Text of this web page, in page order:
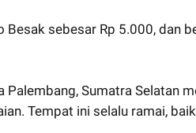
sebesar Rp 5.000, dan
Sumatra Selatan
Tempat ini selalu ramai,